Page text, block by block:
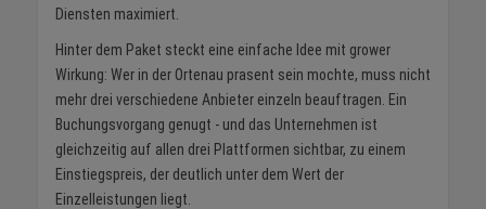
Diensten maximiert.
Hinter dem Paket steckt eine einfache Idee mit grower
Wirkung: Wer in der Ortenau prasent sein mochte, muss nicht
mehr drei verschiedene Anbieter einzeln beauftragen. Ein
Buchungsvorgang genugt - und das Unternehmen ist
gleichzeitig auf allen drei Plattformen sichtbar, zu einem
Einstiegspreis, der deutlich unter dem Wert der
Einzelleistungen liegt.